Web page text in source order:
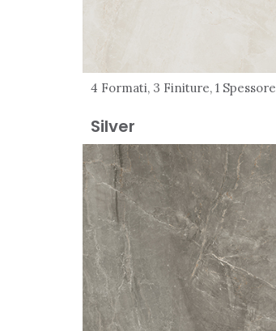
4 Formati, 3 Finiture, 1 Spessore
Silver